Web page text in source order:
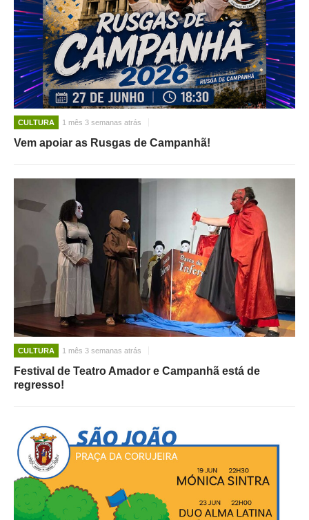
CULTURA 1 mês 3 semanas atrás
Vem apoiar as Rusgas de Campanhã!
CULTURA 1 mês 3 semanas atrás
Festival de Teatro Amador e Campanhã está de
regresso!